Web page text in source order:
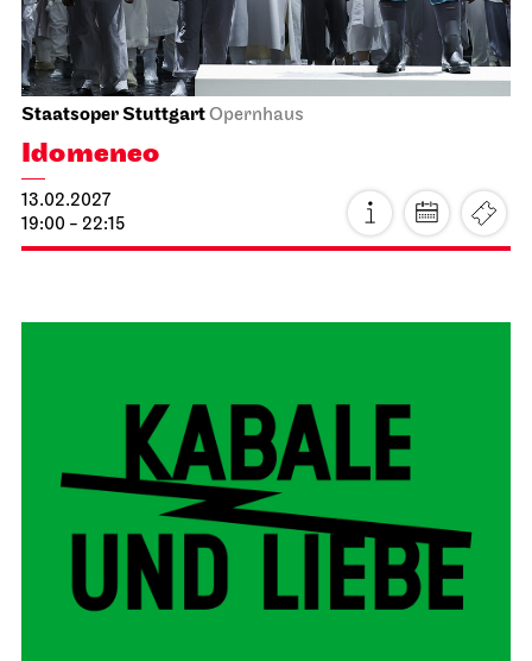
Staatsoper StuttgartOpernhaus
Idomeneo
13.02.2027
19:00 - 22:15